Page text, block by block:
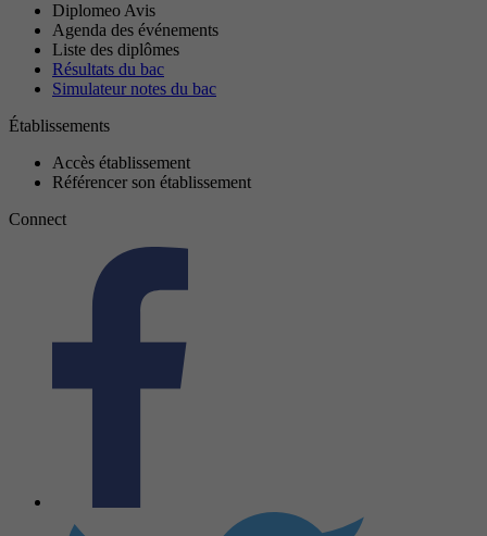
Diplomeo Avis
Agenda des événements
Liste des diplômes
Résultats du bac
Simulateur notes du bac
Établissements
Accès établissement
Référencer son établissement
Connect